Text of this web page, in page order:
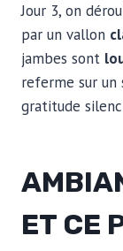
Jour 3, on
par un vallon
jambes sont
referme sur
gratitude
ET CE